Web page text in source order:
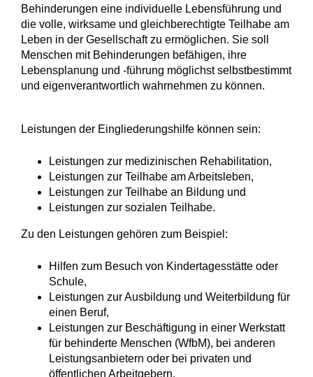
Behinderungen eine individuelle Lebensführung und
die volle, wirksame und gleichberechtigte Teilhabe am
Leben in der Gesellschaft zu ermöglichen. Sie soll
Menschen mit Behinderungen befähigen, ihre
Lebensplanung und -führung möglichst selbstbestimmt
und eigenverantwortlich wahrnehmen zu können.
Leistungen der Eingliederungshilfe können sein:
Leistungen zur medizinischen Rehabilitation,
Leistungen zur Teilhabe am Arbeitsleben,
Leistungen zur Teilhabe an Bildung und
Leistungen zur sozialen Teilhabe.
Zu den Leistungen gehören zum Beispiel:
Hilfen zum Besuch von Kindertagesstätte oder
Schule,
Leistungen zur Ausbildung und Weiterbildung für
einen Beruf,
Leistungen zur Beschäftigung in einer Werkstatt
für behinderte Menschen (WfbM), bei anderen
Leistungsanbietern oder bei privaten und
öffentlichen Arbeitgebern,